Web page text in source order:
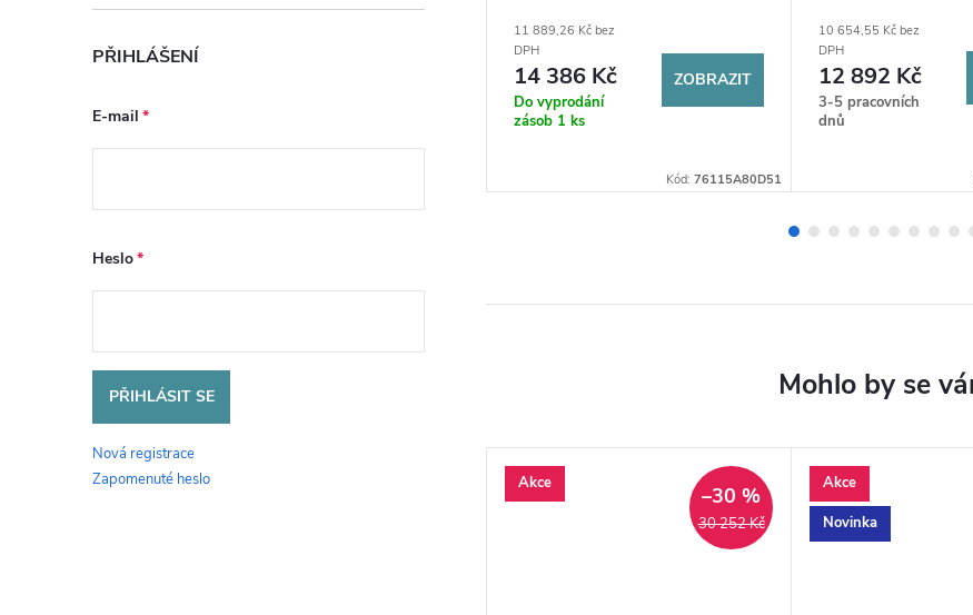
PŘIHLÁŠENÍ
E-mail
Heslo
PŘIHLÁSIT SE
Nová registrace
Zapomenuté heslo
11 889,26 Kč bez
DPH
14 386 Kč
Do vyprodání
zásob 1 ks
ZOBRAZIT
Kód: 76115A80D51
10 654,55 Kč bez
DPH
12 892 Kč
3-5 pracovních
dnů
–30 % Akce
30 252 Kč
–30 %
Akce
Novinka